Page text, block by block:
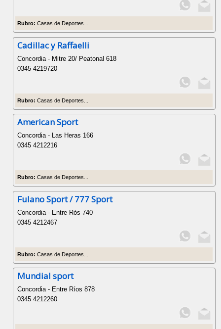
Rubro: Casas de Deportes...
Cadillac y Raffaelli
Concordia - Mitre 20/ Peatonal 618
0345 4219720
Rubro: Casas de Deportes...
American Sport
Concordia - Las Heras 166
0345 4212216
Rubro: Casas de Deportes...
Fulano Sport / 777 Sport
Concordia - Entre Rós 740
0345 4212467
Rubro: Casas de Deportes...
Mundial sport
Concordia - Entre Ríos 878
0345 4212260